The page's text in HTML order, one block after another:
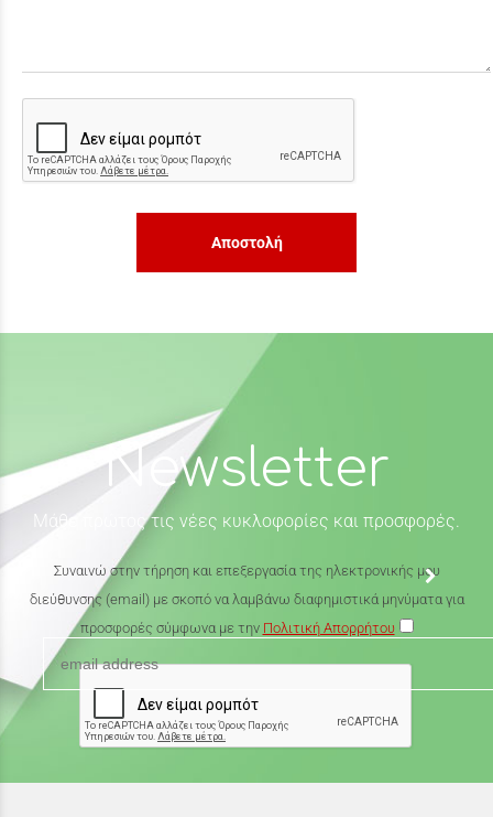
Αποστολή
Newsletter
Μάθε πρώτος τις νέες κυκλοφορίες και προσφορές.
Συναινώ στην τήρηση και επεξεργασία της ηλεκτρονικής μου
διεύθυνσης (email) με σκοπό να λαμβάνω διαφημιστικά μηνύματα για
προσφορές σύμφωνα με την Πολιτική Απορρήτου